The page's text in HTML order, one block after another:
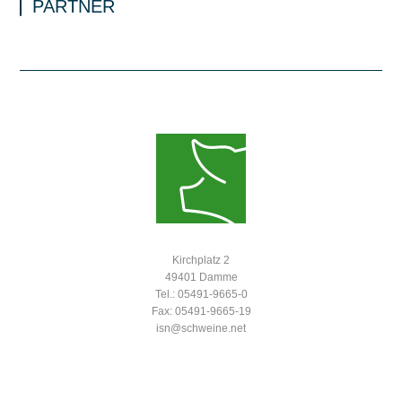
PARTNER
Kirchplatz 2
49401 Damme
Tel.: 05491-9665-0
Fax: 05491-9665-19
isn@schweine.net